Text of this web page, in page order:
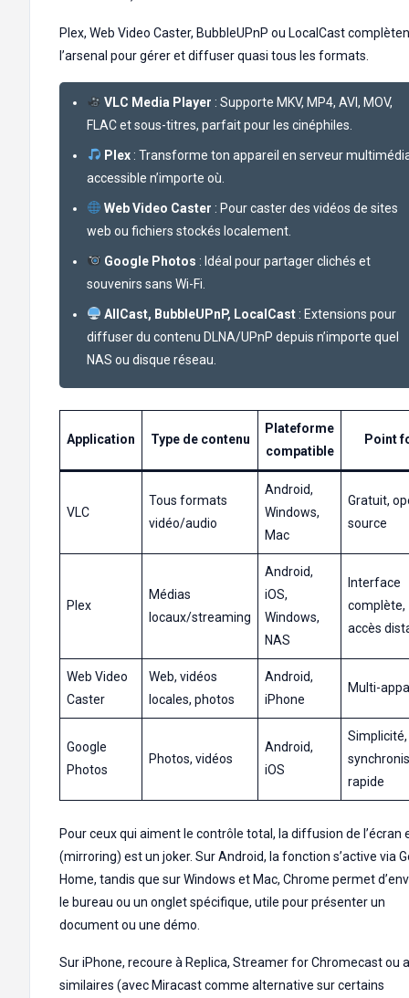
Plex, Web Video Caster, BubbleUPnP ou LocalCast
l’arsenal pour gérer et diffuser quasi tous les formats.
VLC Media Player : Supporte MKV, MP4, AVI, MOV,
FLAC et sous-titres, parfait pour les cinéphiles.
Plex: Transforme ton appareil en serveur
accessible n’importe où.
Web Video Caster : Pour caster des vidéos de sites
web ou fichiers stockés localement.
Google Photos : Idéal pour partager clichés et
souvenirs sans Wi-Fi.
AllCast, BubbleUPnP, LocalCast: Extensions pour
diffuser du contenu DLNA/UPnP depuis n’importe quel
NAS ou disque réseau.
Application Type de contenu
Plateforme
compatible
Point
VLC
Tous formats
vidéo/audio
Android,
Windows,
Mac
Gratuit,
source
Plex
Médias
locaux/streaming
Android,
iOS,
Windows,
NAS
Interface
complète,
accès
Web Video
Caster
Web, vidéos
locales, photos
Android,
iPhone
Multi-
Google
Photos
Photos, vidéos
Android,
iOS
Simplicité,
rapide
Pour ceux qui aiment le contrôle total, la diffusion de l’écran
(mirroring) est un joker. Sur Android, la fonction s’active via
Home, tandis que sur Windows et Mac, Chrome permet
le bureau ou un onglet spécifique, utile pour présenter un
document ou une démo.
Sur iPhone, recoure à Replica, Streamer for Chromecast ou
similaires (avec Miracast comme alternative sur certains